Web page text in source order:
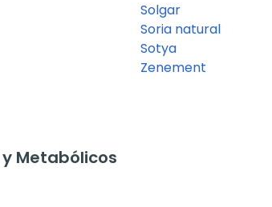
Solgar
Soria natural
Sotya
Zenement
Metabólicos